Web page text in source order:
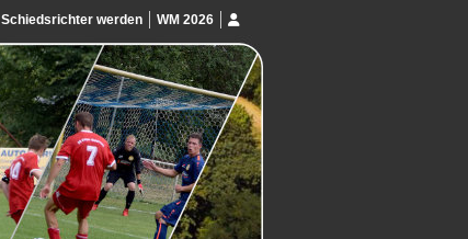
Schiedsrichter werden WM 2026